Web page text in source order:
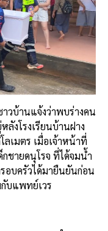
วบ้านแจ้งว่าพบร่างคน
ลังโรงเรียนบ้านฝาง
เมตร เมื่อเจ้าหน้าที่
ชายดนุโรจ ที่ได้จมน้ำ
อบครัวได้มายืนยันก่อน
บแพทย์เวร